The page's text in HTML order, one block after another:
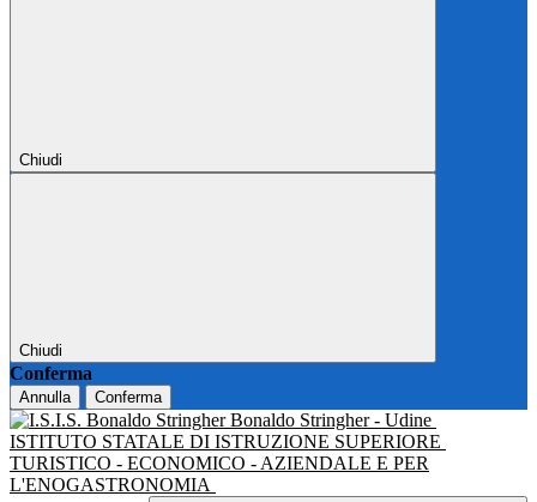
Chiudi
Chiudi
Conferma
Annulla Conferma
Bonaldo Stringher - Udine
ISTITUTO STATALE DI ISTRUZIONE SUPERIORE
TURISTICO - ECONOMICO - AZIENDALE E PER
L'ENOGASTRONOMIA